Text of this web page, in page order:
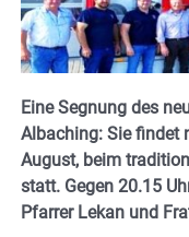
Eine Segnung des
Albaching: Sie findet
August, beim
statt. Gegen 20.15
Pfarrer Lekan und